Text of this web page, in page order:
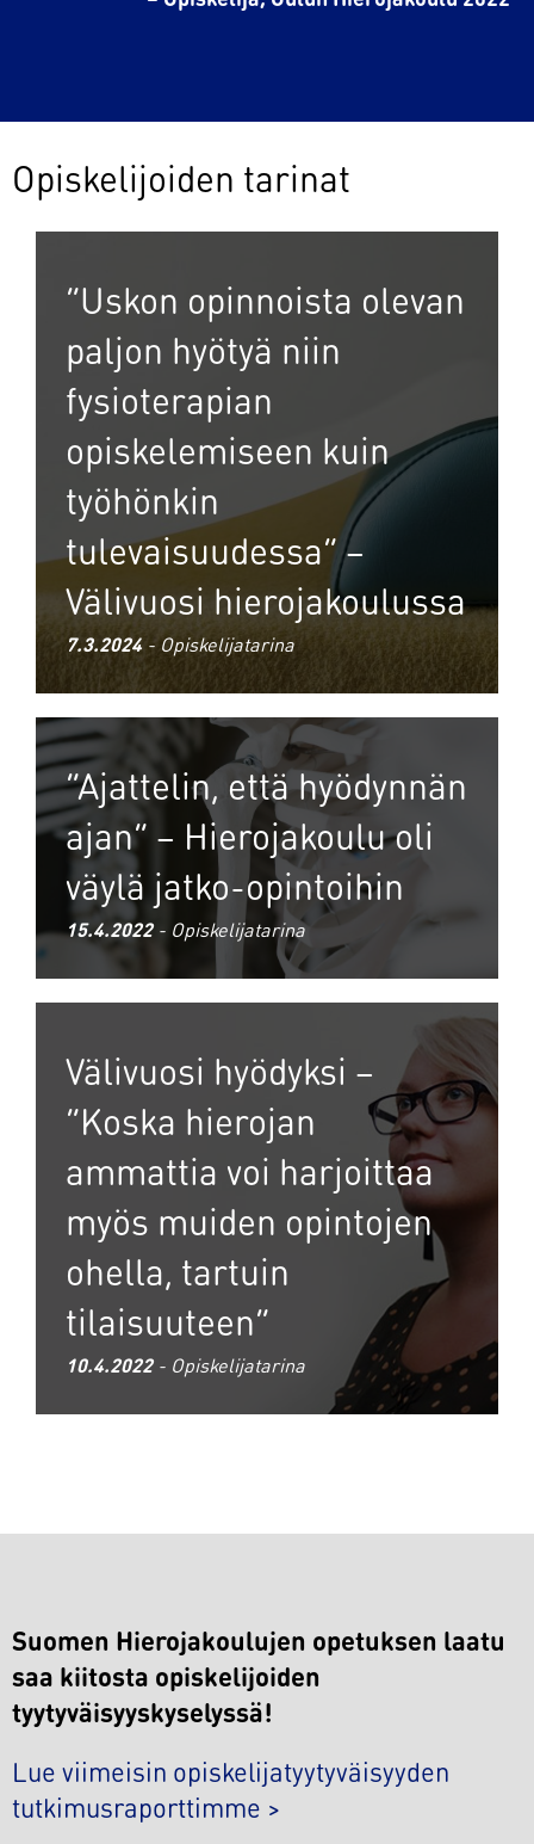
Opiskelijoiden tarinat
”Uskon opinnoista olevan
paljon hyötyä niin
fysioterapian
opiskelemiseen kuin
työhönkin
tulevaisuudessa” –
Välivuosi hierojakoulussa
7.3.2024 - Opiskelijatarina
”Ajattelin, että hyödynnän
ajan” – Hierojakoulu oli
väylä jatko-opintoihin
15.4.2022- Opiskelijatarina
Välivuosi hyödyksi –
”Koska hierojan
ammattia voi harjoittaa
myös muiden opintojen
ohella, tartuin
tilaisuuteen”
10.4.2022- Opiskelijatarina
Suomen Hierojakoulujen opetuksen laatu
saa kiitosta opiskelijoiden
tyytyväisyyskyselyssä!
Lue viimeisin opiskelijatyytyväisyyden
tutkimusraporttimme >